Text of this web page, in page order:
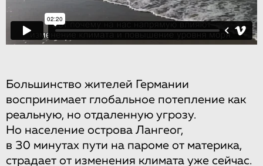
Большинство жителей Германии
воспринимает глобальное потепление как
реальную, но отдаленную угрозу.
Но население острова Лангеог,
в 30 минутах пути на пароме от материка,
страдает от изменения климата уже сейчас.